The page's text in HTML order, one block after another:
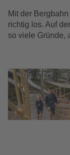
Mit der
richtig los. Auf
so viele Gründe,